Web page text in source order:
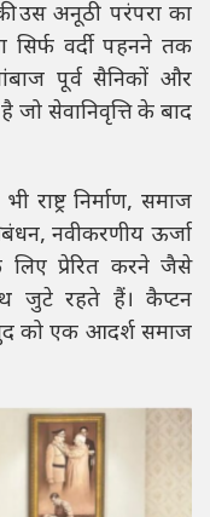
उस अनूठी परंपरा का
सिर्फ वर्दी पहनने तक
पूर्व सैनिकों और
जो सेवानिवृत्ति के बाद
राष्ट्र निर्माण, समाज
नवीकरणीय ऊर्जा
प्रेरित करने जैसे
जुटे रहते हैं। कैप्टन
को एक आदर्श समाज